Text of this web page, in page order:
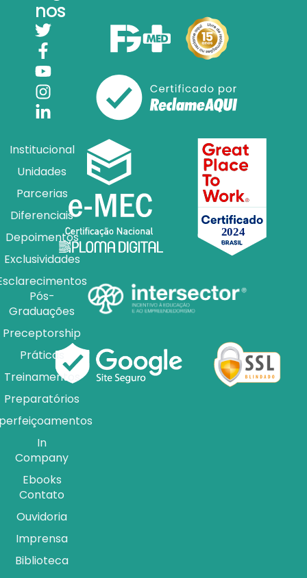
nos
Institucional
Unidades
Parcerias
Diferenciais
Depoimentos
Exclusividades
Pós-
Graduações
Preceptorship
Práticas
Treinamentos
Preparatórios
In
Company
Ebooks
Contato
Ouvidoria
Imprensa
Biblioteca